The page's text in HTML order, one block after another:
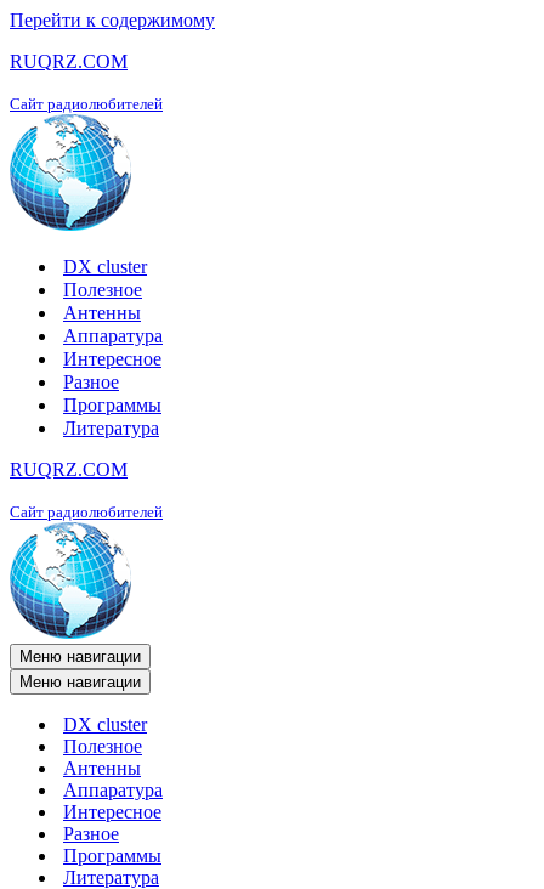
Перейти к содержимому
RUQRZ.COM
Сайт радиолюбителей
DX cluster
Полезное
Антенны
Аппаратура
Интересное
Разное
Программы
Литература
RUQRZ.COM
Сайт радиолюбителей
Меню навигации
Меню навигации
DX cluster
Полезное
Антенны
Аппаратура
Интересное
Разное
Программы
Литература